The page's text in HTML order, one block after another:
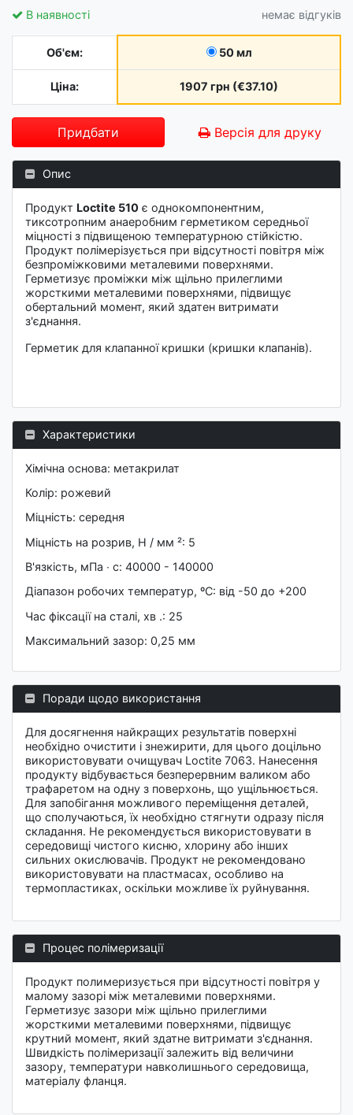
немає відгуків
В наявності
Об'єм: 50 мл
Ціна: 1907 грн (€37.10)
Придбати Версія для друку
Опис
Продукт Loctite 510 є однокомпонентним,
тиксотропним анаеробним герметиком середньої
міцності з підвищеною температурною стійкістю.
Продукт полімерізується при відсутності повітря між
безпроміжковими металевими поверхнями.
Герметизує проміжки між щільно прилеглими
жорсткими металевими поверхнями, підвищує
обертальний момент, який здатен витримати
з'єднання.
Герметик для клапанної кришки (кришки клапанів).
Характеристики
Хімічна основа: метакрилат
Колір: рожевий
Міцність: середня
Міцність на розрив, Н / мм ²: 5
В'язкість, мПа ∙ c: 40000 - 140000
Діапазон робочих температур, ºC: від -50 до +200
Час фіксації на сталі, хв .: 25
Максимальний зазор: 0,25 мм
Поради щодо використання
Для досягнення найкращих результатів поверхні
необхідно очистити і знежирити, для цього доцільно
використовувати очищувач Loctite 7063. Нанесення
продукту відбувається безперервним валиком або
трафаретом на одну з поверхонь, що ущільнюється.
Для запобігання можливого переміщення деталей,
що сполучаються, їх необхідно стягнути одразу після
складання. Не рекомендується використовувати в
середовищі чистого кисню, хлорину або інших
сильних окислювачів. Продукт не рекомендовано
використовувати на пластмасах, особливо на
термопластиках, оскільки можливе їх руйнування.
Процес полімеризації
Продукт полимеризується при відсутності повітря у
малому зазорі між металевими поверхнями.
Герметизує зазори між щільно прилеглими
жорсткими металевими поверхнями, підвищує
крутний момент, який здатне витримати з'єднання.
Швидкість полімеризації залежить від величини
зазору, температури навколишнього середовища,
матеріалу фланця.